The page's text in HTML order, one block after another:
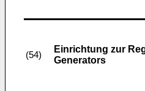
(54)
Einrichtung zur
Generators